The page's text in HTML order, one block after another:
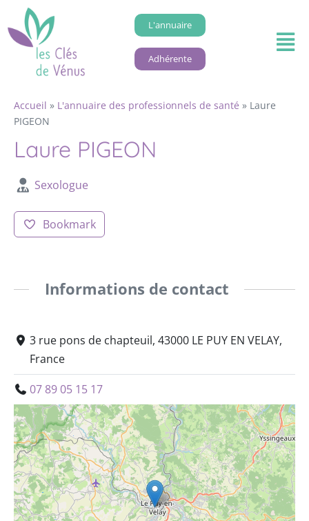
L'annuaire
Adhérente
Accueil » L'annuaire des professionnels de santé » Laure
PIGEON
Laure PIGEON
Sexologue
Bookmark
Informations de contact
3 rue pons de chapteuil, 43000 LE PUY EN VELAY,
France
07 89 05 15 17